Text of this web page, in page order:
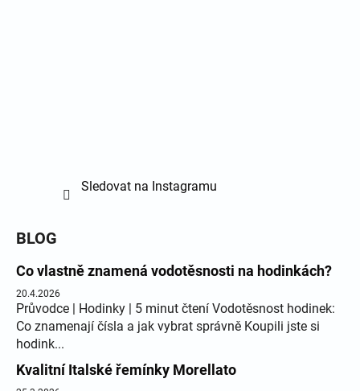
Sledovat na Instagramu
BLOG
Co vlastně znamená vodotěsnosti na hodinkách?
20.4.2026
Průvodce | Hodinky | 5 minut čtení Vodotěsnost hodinek:
Co znamenají čísla a jak vybrat správně Koupili jste si
hodink...
Kvalitní Italské řemínky Morellato